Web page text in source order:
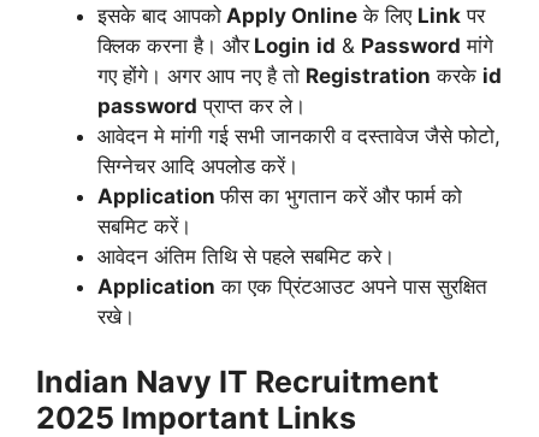
इसके बाद आपको Apply Online के लिए Link पर
क्लिक करना है। औरLogin id & Password मांगे
गए होंगे। अगर आप नए है तो Registration करके id
password प्राप्त कर ले।
आवेदन मे मांगी गई सभी जानकारी व दस्तावेज जैसे फोटो,
सिग्नेचर आदि अपलोड करें।
Applicationफीस का भुगतान करें और फार्म को
सबमिट करें।
आवेदन अंतिम तिथि से पहले सबमिट करे।
Application का एक प्रिंटआउट अपने पास सुरक्षित
रखे।
Indian Navy IT Recruitment
2025 Important Links